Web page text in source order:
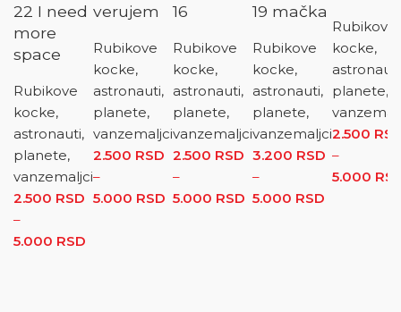
22 I need
more
space
Rubikove
kocke,
astronauti,
planete,
vanzemaljci
2.500 RSD
–
5.000 RSD
verujem
Rubikove
kocke,
astronauti,
planete,
vanzemaljci
2.500 RSD
–
5.000 RSD Raspon cena: od 2.500 RSD do
16
Rubikove
kocke,
astronauti,
planete,
vanzemaljci
2.500 RSD
–
5.000 RSD Raspon cena: od
19 mačka
Rubikove
kocke,
astronauti,
planete,
vanzemaljci
3.200 RSD
–
5.000 RSD
Rubikove
kocke,
planete,
2.500
–
5.000